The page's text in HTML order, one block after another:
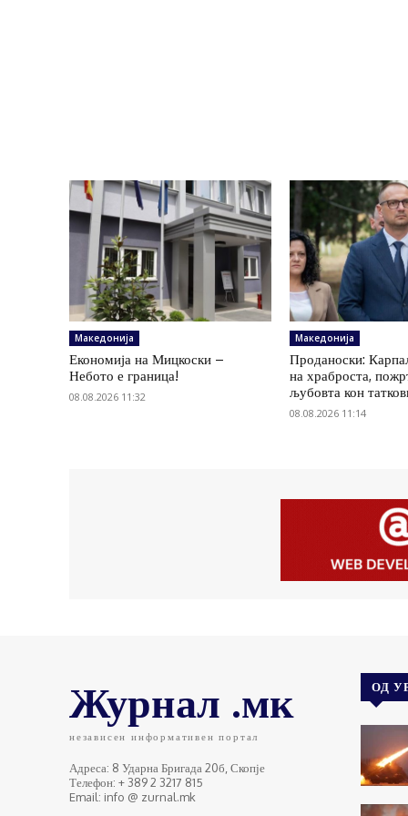
Македонија
Економија на Мицкоски –
Небото е граница!
08.08.2026 11:32
Македонија
Проданоски:
на храброста,
љубовта кон
08.08.2026 11:14
Журнал .мк
независен информативен портал
Адреса: 8 Ударна Бригада 20б, Скопје
Телефон: + 389 2 3217 815
Email: info @ zurnal.mk
ОД